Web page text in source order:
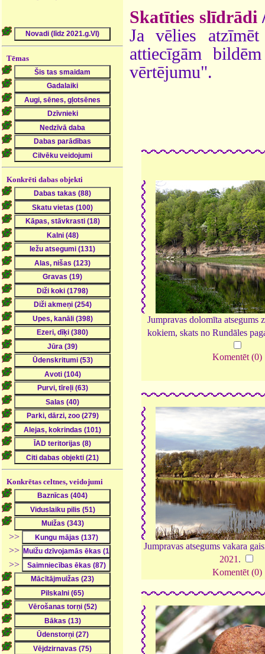
Tēmas
Konkrēti dabas objekti
Konkrētas celtnes, veidojumi
>>
>>
>>
Skatīties slīdrādi
Ja vēlies
attiecīgām
vērtējumu".
Jumpravas dolomīta atsegums
kokiem, skats no Rundāles
Komentēt (0)
Jumpravas atsegums vakara
2021 .
Komentēt (0)